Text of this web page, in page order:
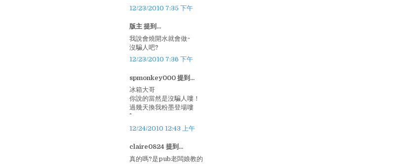
12/23/2010 7:35 下午
版主 提到...
我說會燒開水就會做~
沒騙人吧?
12/23/2010 7:36 下午
spmonkey000 提到...
冰箱大哥
你說的當然是沒騙人嘍！
過幾天換我粉墨登場嘍
12/24/2010 12:43 上午
claire0824 提到...
真的嗎?是pub老闆娘教的